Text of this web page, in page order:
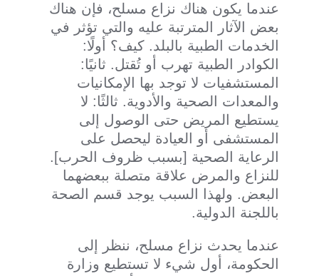
عندما يكون هناك نزاع مسلح، فإن هناك
بعض الآثار المترتبة عليه والتي تؤثر في
الخدمات الطبية بالبلد. كيف؟ أولًا:
الكوادر الطبية تهرب أو تُقتل. ثانيًا:
المستشفيات لا توجد بها الإمكانيات
والمعدات الصحية والأدوية. ثالثًا: لا
يستطيع المريض حتى الوصول إلى
المستشفى أو العيادة ليحصل على
الرعاية الصحية [بسبب ظروف الحرب].
للنزاع والمرض علاقة متصلة ببعضهما
البعض. ولهذا السبب يوجد قسم الصحة
باللجنة الدولية.
عندما يحدث نزاع مسلح، ننظر إلى
الحكومة، أول شيء لا تستطيع وزارة